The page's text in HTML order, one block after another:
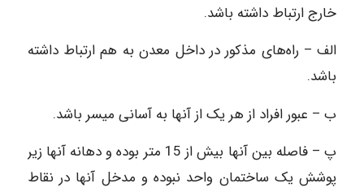
خارج ارتباط داشته باشد.
الف – راه‌های مذکور در داخل معدن به هم ارتباط داشته
باشد.
ب – عبور افراد از هر یک از آنها به آسانی میسر باشد.
پ – فاصله بین آنها بیش از 15 متر بوده و دهانه آنها زیر
پوشش یک ساختمان واحد نبوده و مدخل آنها در نقاط